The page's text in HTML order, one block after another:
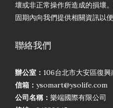
壞或非正常操作所造成的損壞
固期內向我們提供相關資訊以
聯絡我們
辦公室： 106台北市大安區復
信箱： ysomart@ysolife.com
公司名稱： 樂端國際有限公司